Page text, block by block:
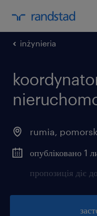
inżynieria
rumia,
опубліковано 1
пропозиція діє